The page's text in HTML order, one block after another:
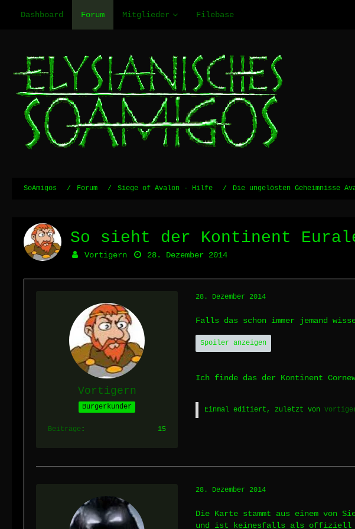
Dashboard Forum Mitglieder Filebase
SoAmigos Forum Siege of Avalon - Hilfe Die ungelösten Geheimnisse
So sieht der Kontinent
Vortigern 28. Dezember 2014
Vortigern
Burgerkunder
Beiträge 15
28. Dezember 2014
Falls das schon immer jemand
Spoiler anzeigen
Ich finde das der Kontinent
Einmal editiert, zuletzt von
28. Dezember 2014
Die Karte stammt aus einem von
und ist keinesfalls als offiziell